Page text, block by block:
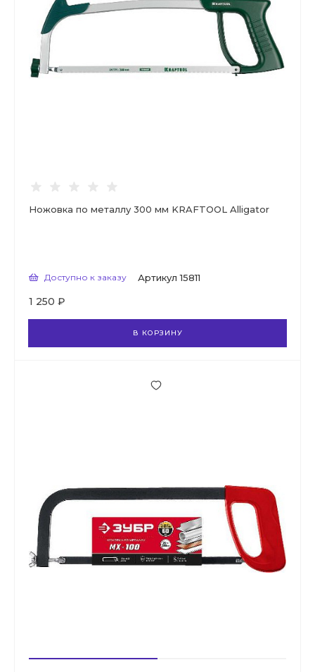
Ножовка по металлу 300 мм KRAFTOOL Alligator
Доступно к заказу Артикул 15811
1 250 ₽
В КОРЗИНУ